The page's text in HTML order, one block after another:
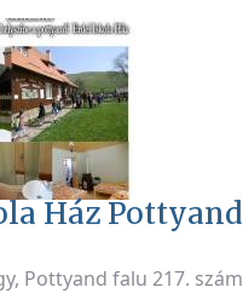
Ház Pottyand
Pottyand falu 217. szám